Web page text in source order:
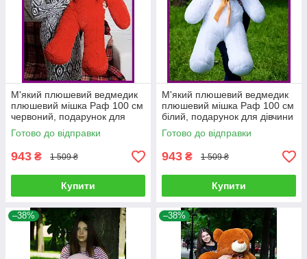
М'який плюшевий ведмедик
плюшевий мішка Раф 100 см
червоний, подарунок для
дівчини на день народження
Готово до відправки
943 ₴ 1 509 ₴
Купити
М'який плюшевий ведмедик
плюшевий мішка Раф 100 см
білий, подарунок для дівчини
на день народження
Готово до відправки
943 ₴ 1 509 ₴
Купити
–38% –38%